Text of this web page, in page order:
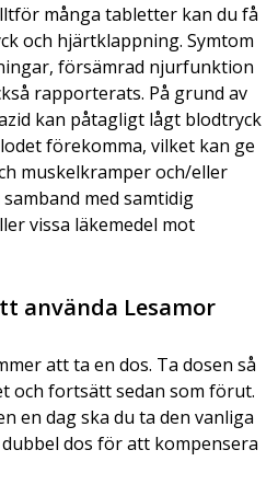
många tabletter kan du få
och hjärtklappning. Symtom
försämrad njurfunktion
rapporterats. På grund av
kan påtagligt lågt blodtryck
förekomma, vilket kan ge
muskelkramper och/eller
med samtidig
vissa läkemedel mot
använda Lesamor
att ta en dos. Ta dosen så
och fortsätt sedan som förut.
en dag ska du ta den vanliga
dos för att kompensera